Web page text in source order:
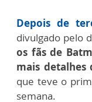
Depois de
divulgado pelo
os fãs de
mais
que teve o
semana.